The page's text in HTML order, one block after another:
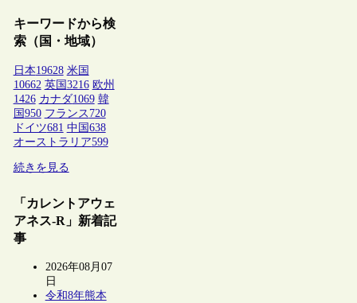
キーワードから検
索（国・地域）
日本19628 米国
10662 英国3216 欧州
1426 カナダ1069 韓
国950 フランス 720
ドイツ681 中国638
オーストラリア599
続きを見る
「カレントアウェ
アネス-R」新着記
事
2026年08月07
日
令和8年熊本